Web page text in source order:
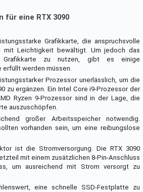
für eine RTX 3090
Grafikkarte, die anspruchsvolle
mit Leichtigkeit bewältigt. Um jedoch das
zu nutzen, gibt es einige
werden müssen.
Prozessor unerlässlich, um die
zu ergänzen. Ein Intel Core i9-Prozessor der
Ryzen 9-Prozessor sind in der Lage, die
auszuschöpfen.
großer Arbeitsspeicher notwendig.
vorhanden sein, um eine reibungslose
ist die Stromversorgung. Die RTX 3090
mit einem zusätzlichen 8-Pin-Anschluss
um ausreichend mit Strom versorgt zu
eine schnelle SSD-Festplatte zu